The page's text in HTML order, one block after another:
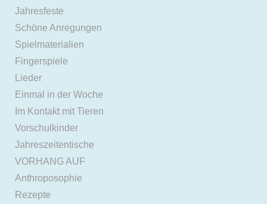
Jahresfeste
Schöne Anregungen
Spielmaterialien
Fingerspiele
Lieder
Einmal in der Woche
Im Kontakt mit Tieren
Vorschulkinder
Jahreszeitentische
VORHANG AUF
Anthroposophie
Rezepte